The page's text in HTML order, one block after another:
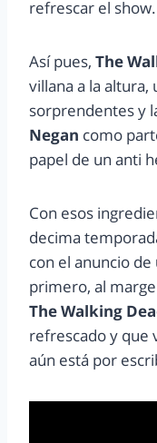
refrescar el show.
Así pues, The
villana a la
sorprendentes y
Negan como
papel de un anti
Con esos
decima
con el anuncio de
primero, al
The Walking
refrescado y que
aún está por